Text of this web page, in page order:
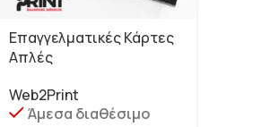
Επαγγελματικές Κάρτες
Απλές
Web2Print
Άμεσα διαθέσιμο